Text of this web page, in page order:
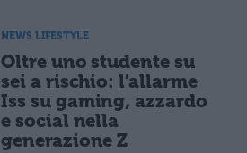
NEWS LIFESTYLE
Oltre uno studente su
sei a rischio: l'allarme
Iss su gaming, azzardo
e social nella
generazione Z